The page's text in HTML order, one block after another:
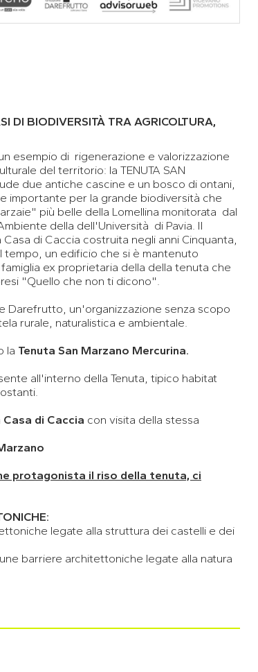
DI BIODIVERSITÀ TRA AGRICOLTURA,
esempio di rigenerazione e valorizzazione
del territorio: la TENUTA SAN
due antiche cascine e un bosco di ontani,
importante per la grande biodiversità che
più belle della Lomellina monitorata dal
della dell'Università di Pavia. Il
di Caccia costruita negli anni Cinquanta,
un edificio che si è mantenuto
ex proprietaria della della tenuta che
"Quello che non ti dicono".
Darefrutto, un'organizzazione senza scopo
rurale, naturalistica e ambientale.
la Tenuta San Marzano Mercurina.
all'interno della Tenuta, tipico habitat
Casa di Caccia con visita della stessa
protagonista il riso della tenuta, ci
legate alla struttura dei castelli e dei
barriere architettoniche legate alla natura